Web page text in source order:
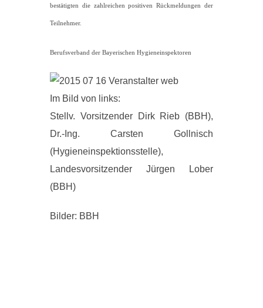
bestätigten die zahlreichen positiven Rückmeldungen der
Teilnehmer.
Berufsverband der Bayerischen Hygieneinspektoren
Im Bild von links:
Stellv. Vorsitzender Dirk Rieb (BBH),
Dr.-Ing. Carsten Gollnisch
(Hygieneinspektionsstelle),
Landesvorsitzender Jürgen Lober
(BBH)
Bilder: BBH